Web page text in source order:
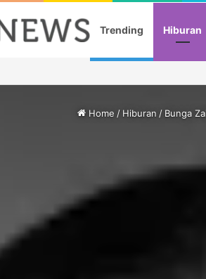
Trending Hiburan
Home / Hiburan / Bunga